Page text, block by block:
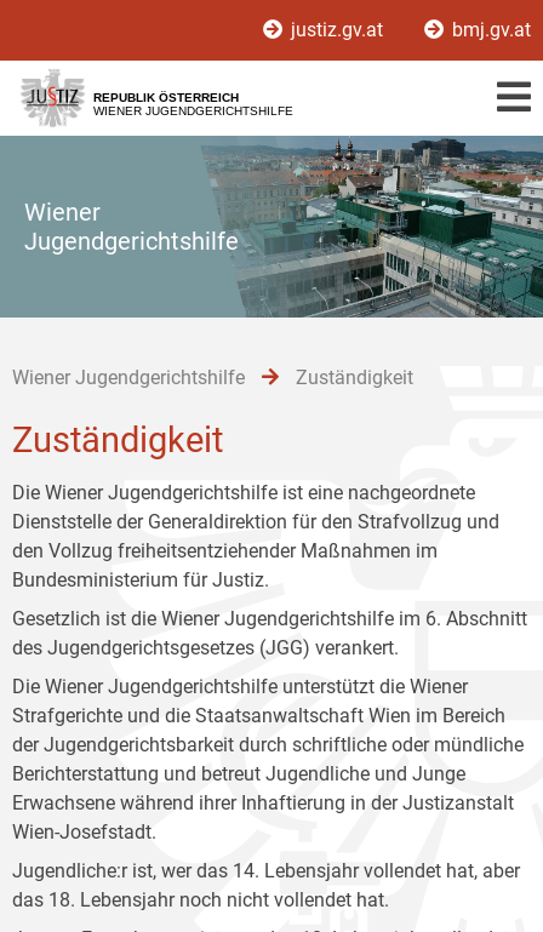
[1]
[2]
[3]
justiz.gv.at bmj.gv.at
REPUBLIK ÖSTERREICH
WIENER JUGENDGERICHTSHILFE
Wiener
Jugendgerichtshilfe
Wiener Jugendgerichtshilfe Zuständigkeit
Zuständigkeit
Die Wiener Jugendgerichtshilfe ist eine nachgeordnete
Dienststelle der Generaldirektion für den Strafvollzug und
den Vollzug freiheitsentziehender Maßnahmen im
Bundesministerium für Justiz.
Gesetzlich ist die Wiener Jugendgerichtshilfe im 6. Abschnitt
des Jugendgerichtsgesetzes (JGG) verankert.
Die Wiener Jugendgerichtshilfe unterstützt die Wiener
Strafgerichte und die Staatsanwaltschaft Wien im Bereich
der Jugendgerichtsbarkeit durch schriftliche oder mündliche
Berichterstattung und betreut Jugendliche und Junge
Erwachsene während ihrer Inhaftierung in der Justizanstalt
Wien-Josefstadt.
Jugendliche:r ist, wer das 14. Lebensjahr vollendet hat, aber
das 18. Lebensjahr noch nicht vollendet hat.